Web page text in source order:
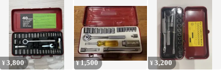
歯
まとめ売り
¥3,800 ¥1,500 ¥3,200